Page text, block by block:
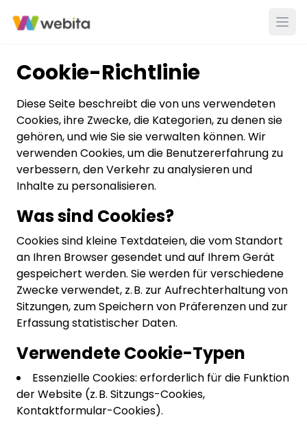
Cookie-Richtlinie
Diese Seite beschreibt die von uns verwendeten
Cookies, ihre Zwecke, die Kategorien, zu denen sie
gehören, und wie Sie sie verwalten können. Wir
verwenden Cookies, um die Benutzererfahrung zu
verbessern, den Verkehr zu analysieren und
Inhalte zu personalisieren.
Was sind Cookies?
Cookies sind kleine Textdateien, die vom Standort
an Ihren Browser gesendet und auf Ihrem Gerät
gespeichert werden. Sie werden für verschiedene
Zwecke verwendet, z. B. zur Aufrechterhaltung von
Sitzungen, zum Speichern von Präferenzen und zur
Erfassung statistischer Daten.
Verwendete Cookie-Typen
Essenzielle Cookies: erforderlich für die Funktion
der Website (z. B. Sitzungs-Cookies,
Kontaktformular-Cookies).